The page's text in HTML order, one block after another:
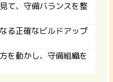
て、守備バランスを整
る正確なビルドアップ
を動かし、守備組織を